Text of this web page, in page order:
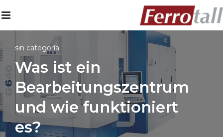
sin categoría
Was ist ein
Bearbeitungszentrum
und wie funktioniert
es?